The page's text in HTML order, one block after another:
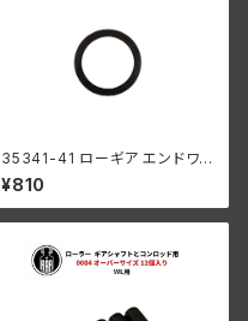
35341-41 ローギア エンドワッ
シャー1個
¥810